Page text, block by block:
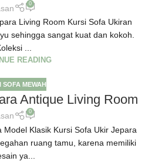
0
Living Room Kursi Sofa Ukiran
sehingga sangat kuat dan kokoh.
...
READING
SOFA MEWAH
Antique Living Room
0
Klasik Kursi Sofa Ukir Jepara
ruang tamu, karena memiliki
ya...